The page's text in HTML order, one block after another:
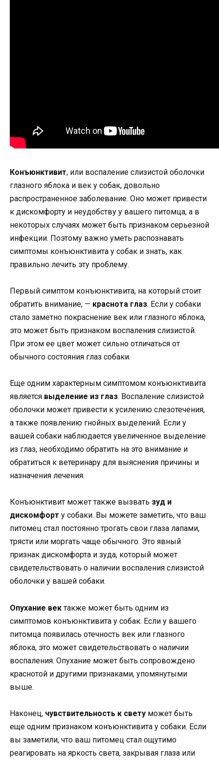
Конъюнктивит, или воспаление слизистой оболочки
глазного яблока и век у собак, довольно
распространенное заболевание. Оно может привести
к дискомфорту и неудобству у вашего питомца, а в
некоторых случаях может быть признаком серьезной
инфекции. Поэтому важно уметь распознавать
симптомы конъюнктивита у собак и знать, как
правильно лечить эту проблему.
Первый симптом конъюнктивита, на который стоит
обратить внимание, — краснота глаз. Если у собаки
стало заметно покраснение век или глазного яблока,
это может быть признаком воспаления слизистой.
При этом ее цвет может сильно отличаться от
обычного состояния глаз собаки.
Еще одним характерным симптомом конъюнктивита
является выделение из глаз. Воспаление слизистой
оболочки может привести к усилению слезотечения,
а также появлению гнойных выделений. Если у
вашей собаки наблюдается увеличенное выделение
из глаз, необходимо обратить на это внимание и
обратиться к ветеринару для выяснения причины и
назначения лечения.
Конъюнктивит может также вызвать зуд и
дискомфорт у собаки. Вы можете заметить, что ваш
питомец стал постоянно трогать свои глаза лапами,
трясти или моргать чаще обычного. Это явный
признак дискомфорта и зуда, который может
свидетельствовать о наличии воспаления слизистой
оболочки у вашей собаки.
Опухание век также может быть одним из
симптомов конъюнктивита у собак. Если у вашего
питомца появилась отечность век или глазного
яблока, это может свидетельствовать о наличии
воспаления. Опухание может быть сопровождено
краснотой и другими признаками, упомянутыми
выше.
Наконец, чувствительность к свету может быть
еще одним признаком конъюнктивита у собаки. Если
вы заметили, что ваш питомец стал ощутимо
реагировать на яркость света, закрывая глаза или